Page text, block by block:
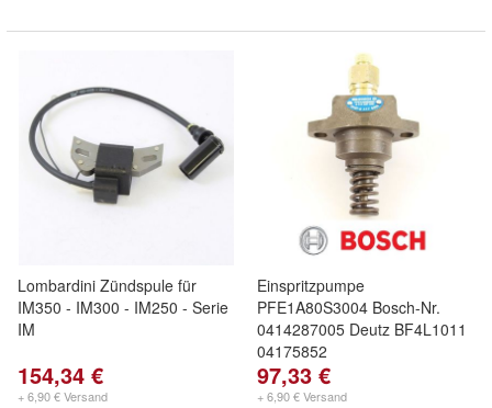
Lombardini Zündspule für
IM350 - IM300 - IM250 - Serie
IM
154,34 €
+ 6,90 € Versand
Einspritzpumpe
PFE1A80S3004 Bosch-Nr.
0414287005 Deutz BF4L1011
04175852
97,33 €
+ 6,90 € Versand